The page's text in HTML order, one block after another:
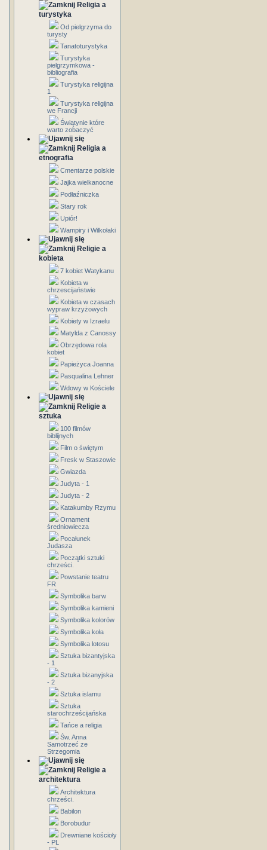
Religia a
turystyka
Od pielgrzyma do
turysty
Tanatoturystyka
Turystyka
pielgrzymkowa -
bibliografia
Turystyka religijna
1
Turystyka religijna
we Francji
Świątynie które
warto zobaczyć
Religia a
etnografia
Cmentarze polskie
Jajka wielkanocne
Podłaźniczka
Stary rok
Upiór!
Wampiry i Wilkołaki
Religie a
kobieta
7 kobiet Watykanu
Kobieta w
chrzescijaństwie
Kobieta w czasach
wypraw krzyżowych
Kobiety w Izraelu
Matylda z Canossy
Obrzędowa rola
kobiet
Papieżyca Joanna
Pasqualina Lehner
Wdowy w Kościele
Religie a
sztuka
100 filmów
biblijnych
Film o świętym
Fresk w Staszowie
Gwiazda
Judyta - 1
Judyta - 2
Katakumby Rzymu
Ornament
średniowiecza
Pocałunek
Judasza
Początki sztuki
chrześci.
Powstanie teatru
FR
Symbolika barw
Symbolika kamieni
Symbolika kolorów
Symbolika koła
Symbolika lotosu
Sztuka bizantyjska
- 1
Sztuka bizanyjska
- 2
Sztuka islamu
Sztuka
starochrześcijańska
Tańce a religia
Św. Anna
Samotrzeć ze
Strzegomia
Religie a
architektura
Architektura
chrześci.
Babilon
Borobudur
Drewniane kościoły
- PL